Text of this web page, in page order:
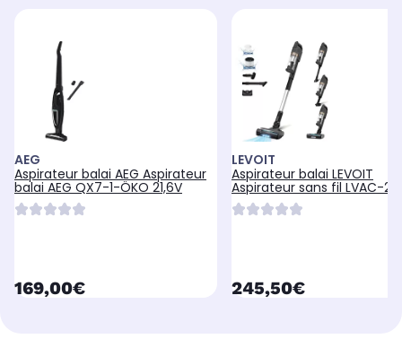
AEG
Aspirateur balai AEG Aspirateur
balai AEG QX7-1-ÖKO 21,6V
currentPrice
169,00€
LEVOIT
Aspirateur balai LEVOIT
Aspirateur sans fil LVAC-
avec une br
currentPrice
245,50€